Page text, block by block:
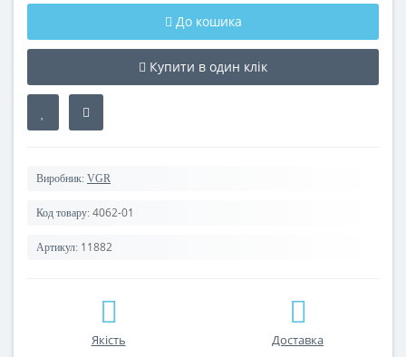
До кошика
Купити в один клік
Виробник: VGR
Код товару: 4062-01
Артикул: 11882
Якість Доставка